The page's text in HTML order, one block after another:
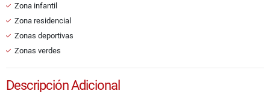
Zona infantil
Zona residencial
Zonas deportivas
Zonas verdes
Descripción Adicional